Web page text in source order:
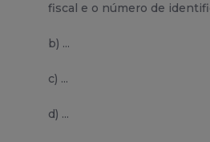
fiscal e o número de
b) ...
c) ...
d) ...